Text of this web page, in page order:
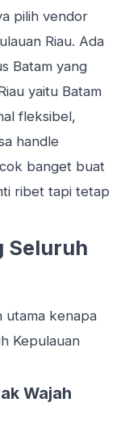
pilih vendor
Riau. Ada
Batam yang
yaitu Batam
fleksibel,
handle
banget buat
ribet tapi tetap
Seluruh
utama kenapa
Kepulauan
Wajah